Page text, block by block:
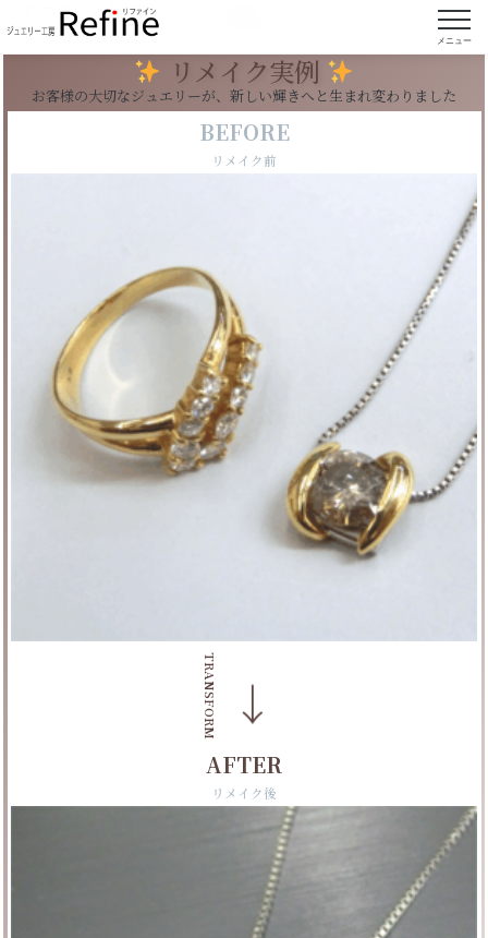
メニュー
【実例128】思い出の指輪とペンダントからペン
リメイク実例
お客様の大切なジュエリーが、新しい輝きへと生まれ変わりました
BEFORE
リメイク前
→
TRANSFORM
AFTER
リメイク後